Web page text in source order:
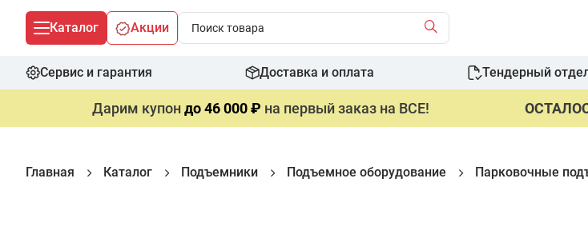
Каталог Акции
Сервис и гарантия Доставка и оплата Тендерный
Дарим купондо 46 000 ₽ на первый заказ на ВСЕ!
Главная Каталог Подъемники Подъемное оборудование Парковочные